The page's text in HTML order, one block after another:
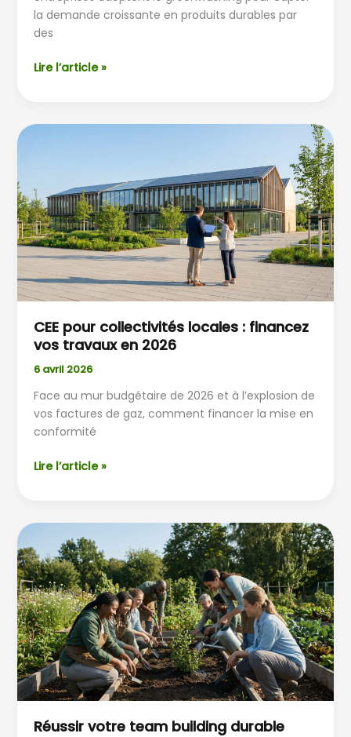
la demande croissante en produits durables par
des
Lire l’article »
CEE pour collectivités locales : financez
vos travaux en 2026
6 avril 2026
Face au mur budgétaire de 2026 et à l’explosion de
vos factures de gaz, comment financer la mise en
conformité
locales
:
financez
vos
travaux
en
2026
Lire l’article »
Réussir votre team building durable
votre
team
building
durable
pour
fédérer
en
2026